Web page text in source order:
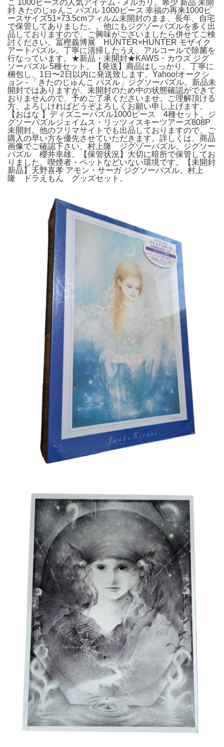
こ 1000ピースの人気アイテム - メルカリ。希少 新品 未開
封 きたのじゅんこ パズル 1000ピース 幸福の再来1000ピ
ースサイズ51×73.5cmフィルム未開封のまま、長年、自宅
で保管してありました。。他にもジグゾーパズルを多く出
品しておりますので、ご興味がございましたら併せてご検
討ください。冨樫義博展 HUNTER×HUNTER モザイク
アートパズル。丁寧に清掃したうえ、アルコールで除菌を
行なっています。★新品・未開封★KAWS・カウズ ジグ
ソーパズル 5種セット。【発送】商品はしっかり、丁寧に
梱包し、1日〜2日以内に発送致します。Yahoo!オークシ
ョン - 「きたのじゅんこ パズル」ジグソーパズル。新品未
開封ではありますが、未開封のため中の状態確認ができて
おりませんので、予めご了承くださいませ。ご理解頂ける
方、よろしければどうぞよろしくお願い申し上げます。
【おはな 】ディズニーパズル1000ピース 4種セット。ジ
グソーパズルジェイムス・リッツィスキーツアーズ808P
未開封。他のフリマサイトでも出品しておりますので、ご
購入の早い方を優先させていただきます。詳しくは、商品
画像でご確認下さい。村上隆 ジグゾーパズル。ジグソー
パズル 櫻井幸雄。【保管状況】大切に暗所で保管してお
りました。喫煙者・ペットなどいない環境です。【未開封
新品】天野喜孝 アモン・サーガ ジグソーパズル。村上
隆 ドラえもん グッズセット。